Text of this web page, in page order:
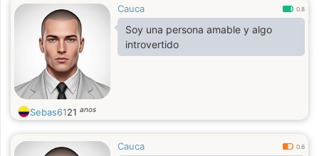
Cauca 0.8
Soy una persona amable y algo
introvertido
Sebas6121 anos
Cauca 0.6